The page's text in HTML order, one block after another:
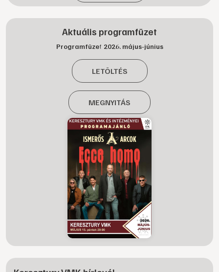
Aktuális programfüzet
Programfüzet 2026. május-június
LETÖLTÉS
MEGNYITÁS